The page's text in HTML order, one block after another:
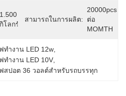
1.500
กิโลกรัม
สามารถในการผลิต:
20000pcs
ต่อ
MOMTH
ทํางาน LED 12w
ทํางาน LED 10V
สปอต 36 วอลต์สําหรับรถบรรทุก